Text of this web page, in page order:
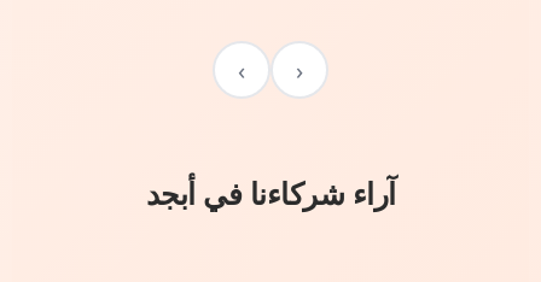
‹
›
آراء شركاءنا في أبجد